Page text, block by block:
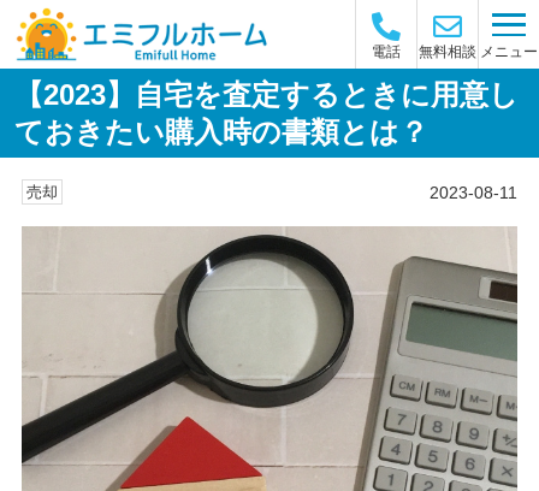
電話 無料相談 メニュー
【2023】自宅を査定するときに用意し
ておきたい購入時の書類とは？
売却 2023-08-11